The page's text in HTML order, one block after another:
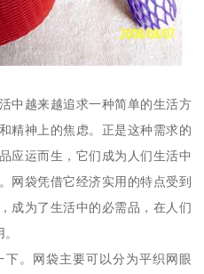
中越来越追求一种简单的生活方
精神上的焦虑。正是这种需求的
应运而生，它们成为人们生活中
网袋凭借它经济实用的特点受到
成为了生活中的必需品，在人们
。网袋主要可以分为平织网眼